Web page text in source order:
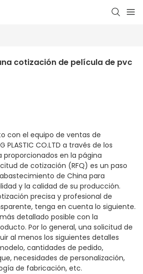
cotización de película de pvc
con el equipo de ventas de
PLASTIC CO.LTD a través de los
proporcionados en la página
de cotización (RFQ) es un paso
de China para
y la calidad de su producción.
precisa y profesional de
tenga en cuenta lo siguiente.
detallado posible con la
Por lo general, una solicitud de
al menos los siguientes detalles
cantidades de pedido,
necesidades de personalización,
de fabricación, etc.